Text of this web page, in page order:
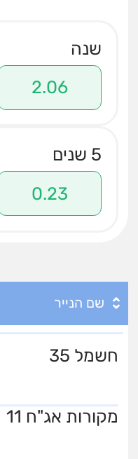
שנה
2.06
5 שנים
0.23
שם הנייר
חשמל 35
מקורות אג"ח 11